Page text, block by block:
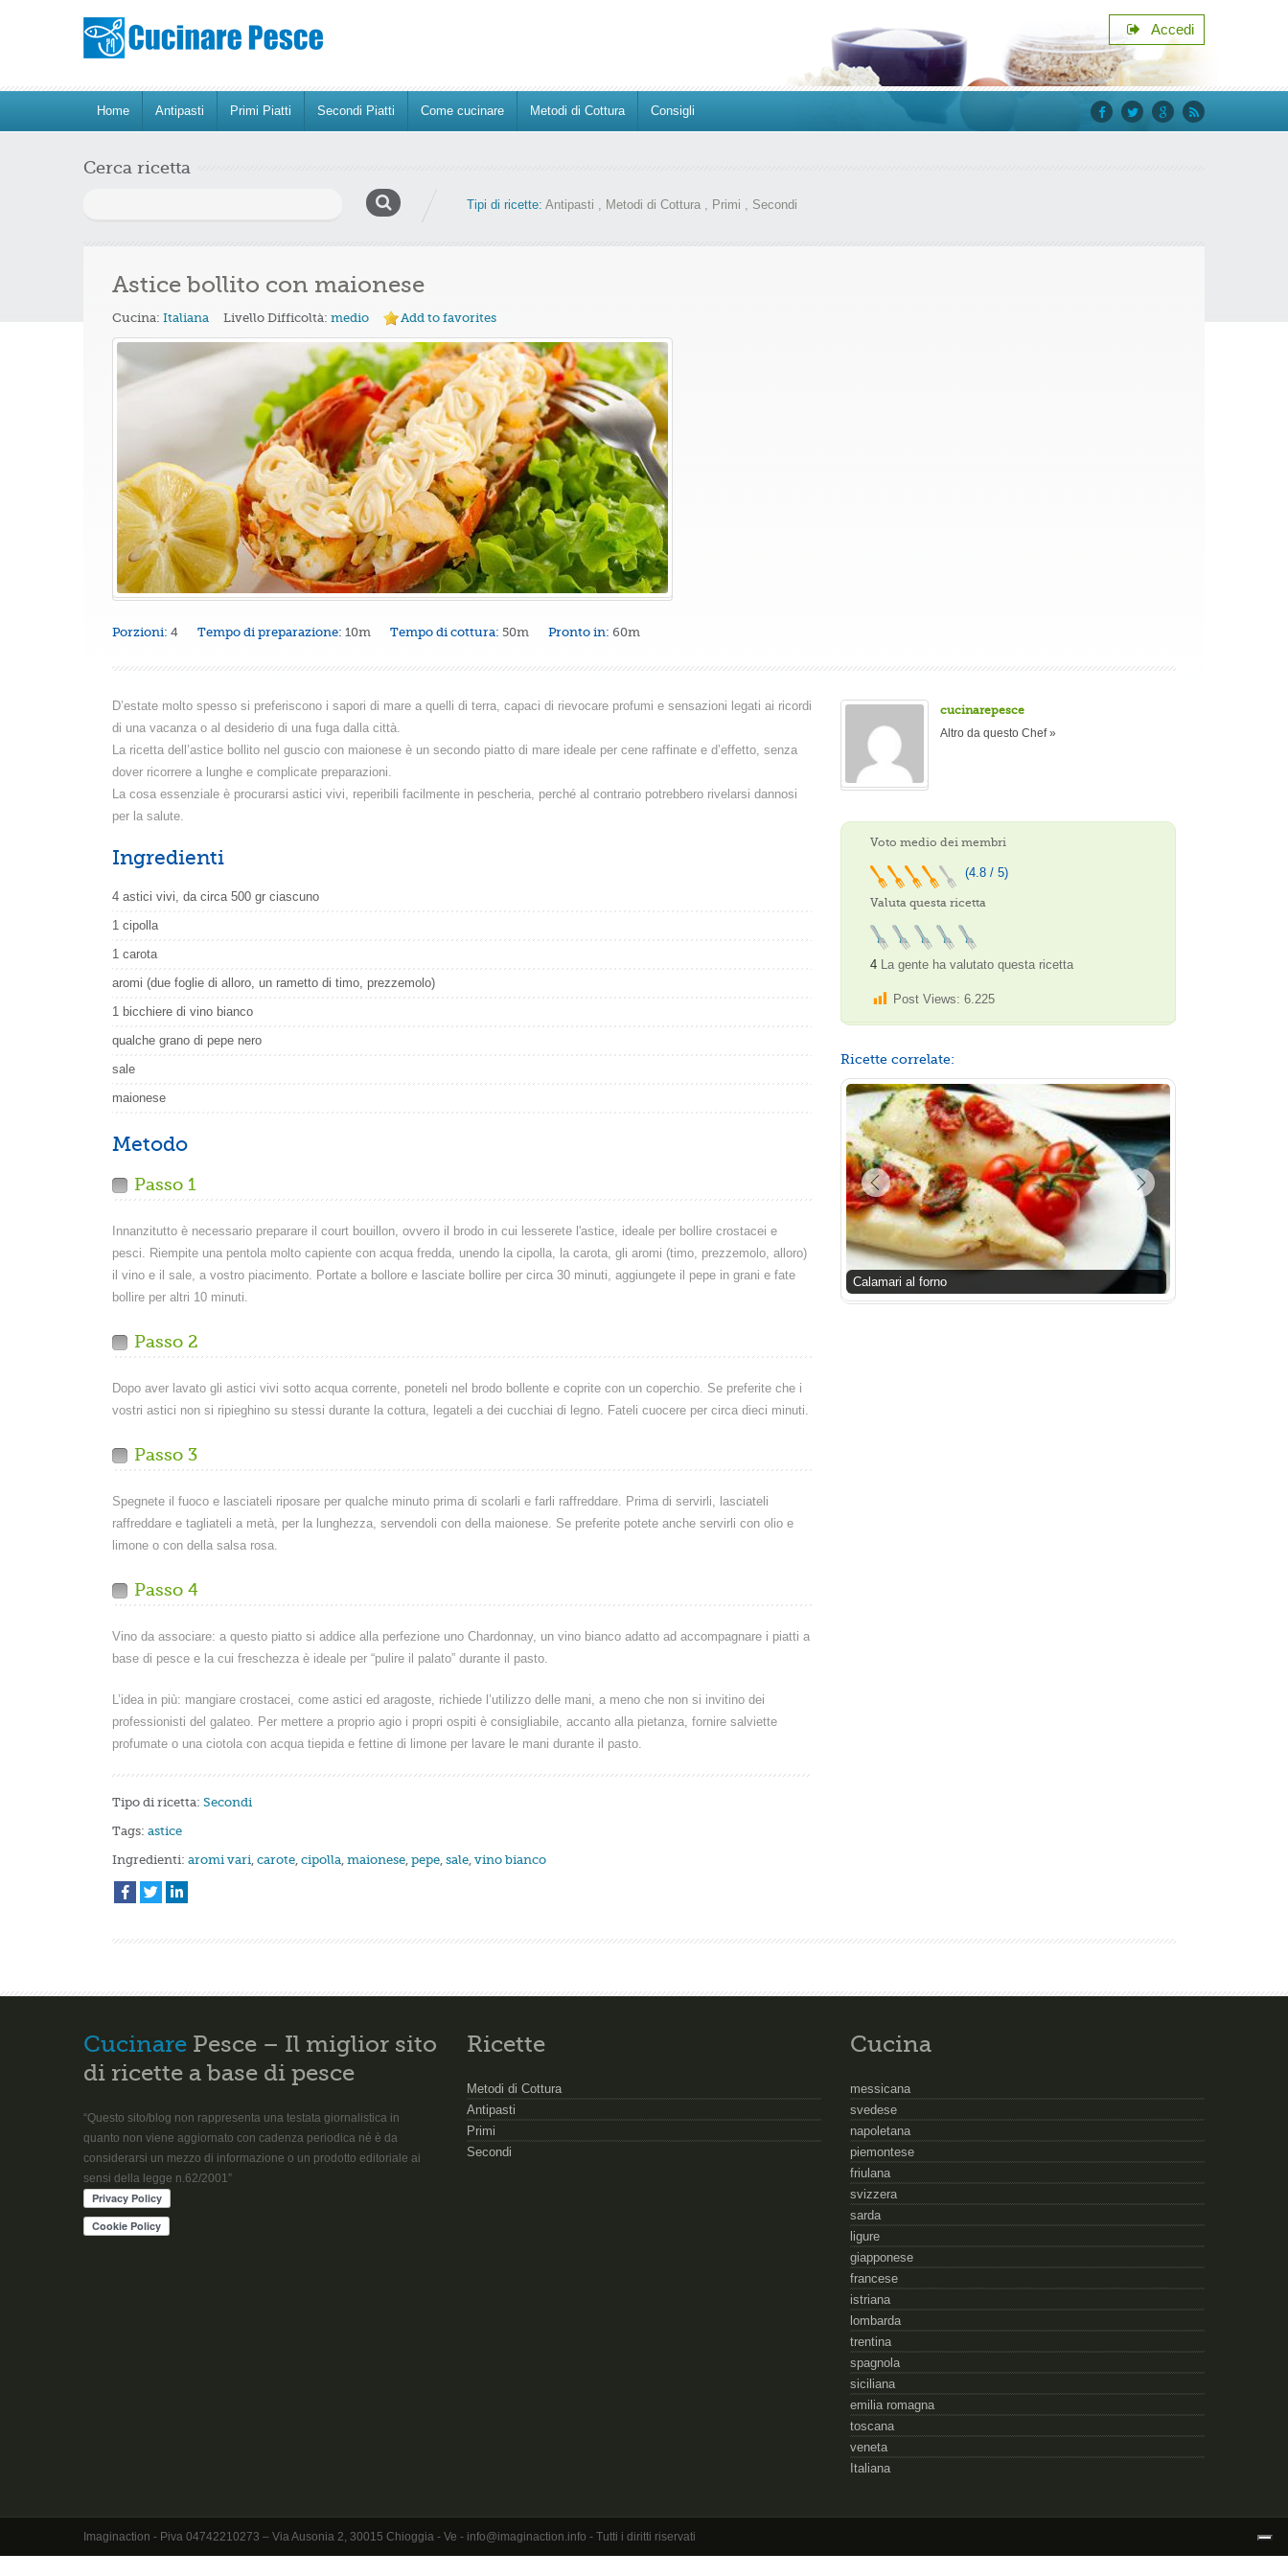
Accedi
Home Antipasti Primi Piatti Secondi Piatti Come cucinare Metodi di Cottura
Consigli
facebook
twittergoogle+
rss
Cerca ricetta
Tipi di ricette: Antipasti , Metodi di Cottura , Primi , Secondi
Astice bollito con maionese
Cucina: Italiana Livello Difficoltà: medio Add to favorites
Porzioni: 4 Tempo di preparazione: 10m Tempo di cottura: 50m Pronto in: 60m
cucinarepesce
Altro da questo Chef »
Voto medio dei membri
(4.8 / 5)
Valuta questa ricetta
4 La gente ha valutato questa ricetta
Post Views: 6.225
Ricette correlate:
Calamari al forno
D’estate molto spesso si preferiscono i sapori di mare a quelli di terra, capaci di rievocare profumi e sensazioni legati ai ricordi
di una vacanza o al desiderio di una fuga dalla città.
La ricetta dell’astice bollito nel guscio con maionese è un secondo piatto di mare ideale per cene raffinate e d’effetto, senza
dover ricorrere a lunghe e complicate preparazioni.
La cosa essenziale è procurarsi astici vivi, reperibili facilmente in pescheria, perché al contrario potrebbero rivelarsi dannosi
per la salute.
Ingredienti
4 astici vivi, da circa 500 gr ciascuno
1 cipolla
1 carota
aromi (due foglie di alloro, un rametto di timo, prezzemolo)
1 bicchiere di vino bianco
qualche grano di pepe nero
sale
maionese
Metodo
Passo 1
Innanzitutto è necessario preparare il court bouillon, ovvero il brodo in cui lesserete l'astice, ideale per bollire crostacei e
pesci. Riempite una pentola molto capiente con acqua fredda, unendo la cipolla, la carota, gli aromi (timo, prezzemolo, alloro)
il vino e il sale, a vostro piacimento. Portate a bollore e lasciate bollire per circa 30 minuti, aggiungete il pepe in grani e fate
bollire per altri 10 minuti.
Passo 2
Dopo aver lavato gli astici vivi sotto acqua corrente, poneteli nel brodo bollente e coprite con un coperchio. Se preferite che i
vostri astici non si ripieghino su stessi durante la cottura, legateli a dei cucchiai di legno. Fateli cuocere per circa dieci minuti.
Passo 3
Spegnete il fuoco e lasciateli riposare per qualche minuto prima di scolarli e farli raffreddare. Prima di servirli, lasciateli
raffreddare e tagliateli a metà, per la lunghezza, servendoli con della maionese. Se preferite potete anche servirli con olio e
limone o con della salsa rosa.
Passo 4
Vino da associare: a questo piatto si addice alla perfezione uno Chardonnay, un vino bianco adatto ad accompagnare i piatti a
base di pesce e la cui freschezza è ideale per “pulire il palato” durante il pasto.
L’idea in più: mangiare crostacei, come astici ed aragoste, richiede l’utilizzo delle mani, a meno che non si invitino dei
professionisti del galateo. Per mettere a proprio agio i propri ospiti è consigliabile, accanto alla pietanza, fornire salviette
profumate o una ciotola con acqua tiepida e fettine di limone per lavare le mani durante il pasto.
Tipo di ricetta: Secondi
Tags: astice
Ingredienti: aromi vari, carote, cipolla, maionese, pepe, sale, vino bianco
Cucinare Pesce – Il miglior sito
di ricette a base di pesce
“Questo sito/blog non rappresenta una testata giornalistica in
quanto non viene aggiornato con cadenza periodica né è da
considerarsi un mezzo di informazione o un prodotto editoriale ai
sensi della legge n.62/2001”
Ricette
Metodi di Cottura
Antipasti
Primi
Secondi
Cucina
messicana
svedese
napoletana
piemontese
friulana
svizzera
sarda
ligure
giapponese
francese
istriana
lombarda
trentina
spagnola
siciliana
emilia romagna
toscana
veneta
Italiana
Imaginaction - Piva 04742210273 – Via Ausonia 2, 30015 Chioggia - Ve - info@imaginaction.info - Tutti i diritti riservati